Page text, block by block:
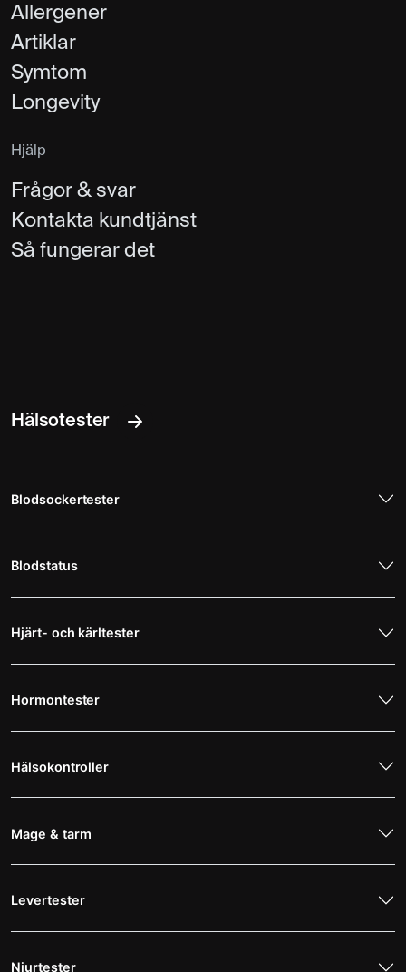
Allergener
Artiklar
Symtom
Longevity
Hjälp
Frågor & svar
Kontakta kundtjänst
Så fungerar det
Hälsotester
Blodsockertester
Blodstatus
Hjärt- och kärltester
Hormontester
Hälsokontroller
Mage & tarm
Levertester
Njurtester